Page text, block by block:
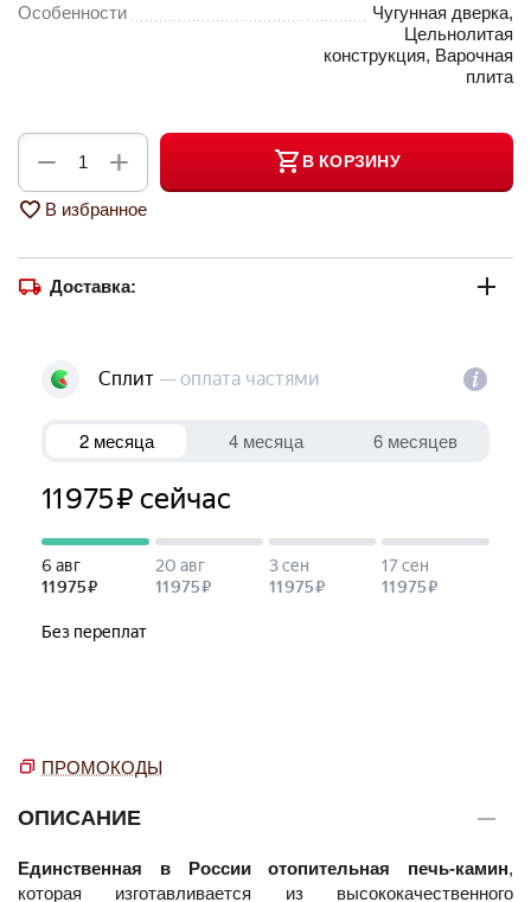
Особенности
Чугунная дверка,
Цельнолитая
конструкция, Варочная
плита
+
− В КОРЗИНУ
В избранное
Доставка:
ПРОМОКОДЫ
ОПИСАНИЕ
Единственная в России отопительная печь-камин,
которая изготавливается из высококачественного